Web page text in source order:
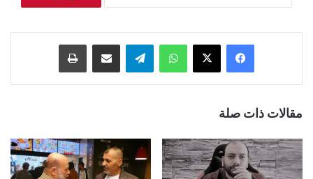
فيسبوك ‫X واتساب تيلقرام مشاركة عبر البريد طباعة
مقالات ذات صلة